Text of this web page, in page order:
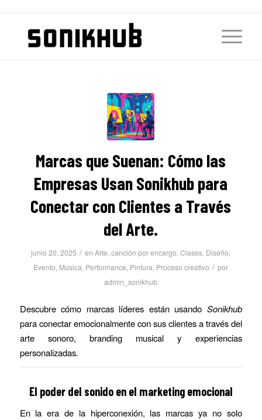
Marcas que Suenan: Cómo las
Empresas Usan Sonikhub para
Conectar con Clientes a Través
del Arte.
junio 20, 2025 / enArte,canción por encargo,Clases, Diseño,
Evento, Música, Performance, Pintura, Proceso creativo / por
admin_sonikhub
Descubre cómo marcas líderes están usando Sonikhub
para conectar emocionalmente con sus clientes a través del
arte sonoro, branding musical y experiencias
personalizadas.
El poder del sonido en el marketing emocional
En la era de la hiperconexión, las marcas ya no solo